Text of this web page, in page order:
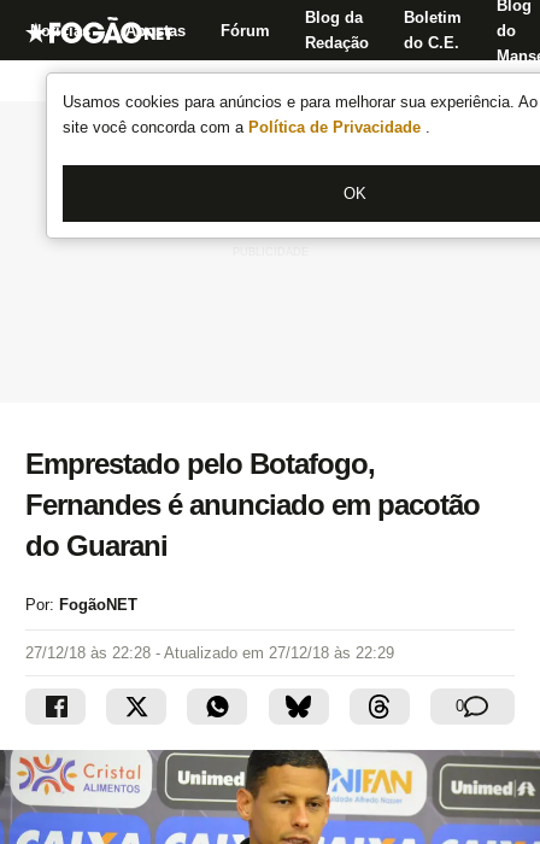
Usamos cookies para anúncios e para melhorar sua experiência.
site você concorda com a Política de Privacidade .
OK
Notícias Apostas Fórum
Blog da
Redação
Boletim
do C.E.
Blog
do
Emprestado pelo Botafogo,
Fernandes é anunciado em pacotão
do Guarani
Por: FogãoNET
27/12/18 às 22:28 - Atualizado em 27/12/18 às 22:29
0